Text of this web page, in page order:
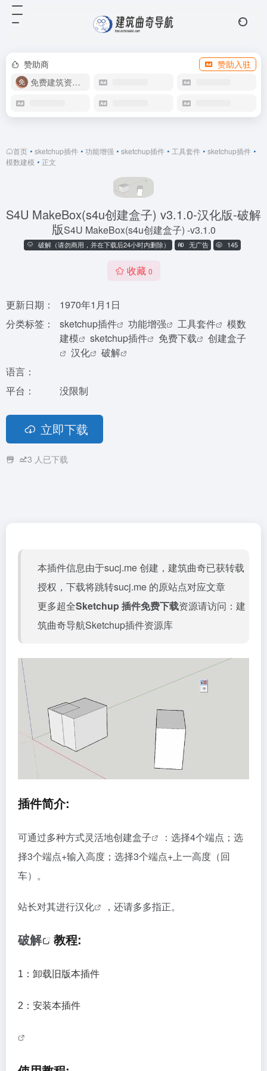
赞助商
赞助入驻
免费建筑资源库
首页 • sketchup插件 • 功能增强 • sketchup插件 • 工具套件 • sketchup插件 •
模数建模 • 正文
S4U MakeBox(s4u创建盒子) v3.1.0-汉化版-破解
版S4U MakeBox(s4u创建盒子) -v3.1.0
破解（请勿商用，并在下载后24小时内删除） 无广告 145
收藏 0
更新日期：
1970年1月1日
分类标签：
sketchup插件 功能增强 工具套件
模数
建模
sketchup插件 免费下载
创建盒子
汉化
破解
语言：
平台：
没限制
立即下载
3 人已下载
本插件信息由于sucj.me 创建，建筑曲奇已获转载
授权，下载将跳转sucj.me 的原站点对应文章
更多超全Sketchup 插件免费下载资源请访问： 建
筑曲奇导航Sketchup插件资源库
插件简介:
可通过多种方式灵活地创建盒子
：选择4个端点；选
择3个端点+输入高度；选择3个端点+上一高度（回
车）。
站长对其进行汉化 ，还请多多指正。
破解 教程:
1：卸载旧版本插件
2：安装本插件